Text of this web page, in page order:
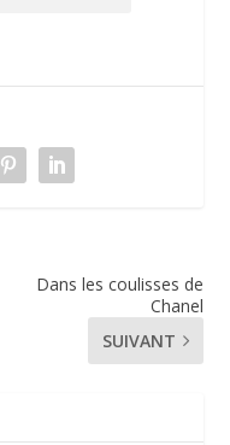
Dans les coulisses de
Chanel
SUIVANT